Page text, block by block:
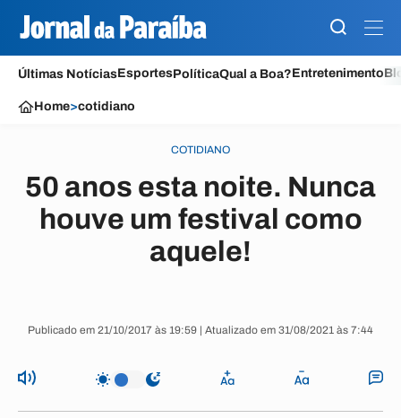
Últimas NotíciasEsportesPolíticaQual a Boa?Entretenimento
Home>cotidiano
COTIDIANO
50 anos esta noite. Nunca
houve um festival como
aquele!
Publicado em 21/10/2017 às 19:59 | Atualizado em 31/08/2021 às 7:44